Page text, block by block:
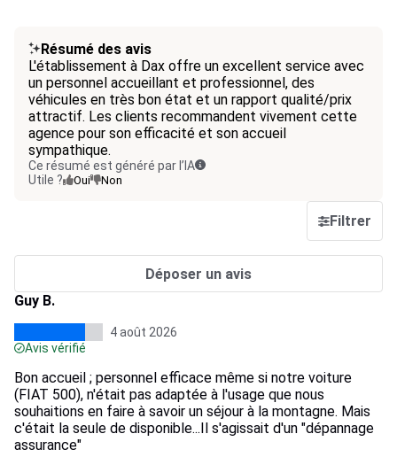
Résumé des avis
L'établissement à Dax offre un excellent service avec
un personnel accueillant et professionnel, des
véhicules en très bon état et un rapport qualité/prix
attractif. Les clients recommandent vivement cette
agence pour son efficacité et son accueil
sympathique.
Ce résumé est généré par l’IA
Utile ?
Oui Non
Filtrer
Déposer un avis
Guy B.
4 août 2026
Avis vérifié
Bon accueil ; personnel efficace même si notre voiture
(FIAT 500), n'était pas adaptée à l'usage que nous
souhaitions en faire à savoir un séjour à la montagne. Mais
c'était la seule de disponible...Il s'agissait d'un "dépannage
assurance"